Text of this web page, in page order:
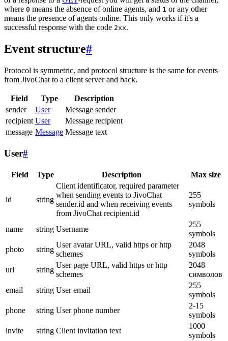
where 0 means the absence of online agents, and 1 or any other
means the presence of agents online. This only works if it's a
successful response with the code 2xx.
Event structure#
Protocol is symmetric, and protocol structure is the same for events
from JivoChat to a client server and back.
Field Type
Description
sender
User
Message sender
recipient User
Message recipient
message Message Message text
User#
Field Type Description Max size
id string
Client identificator, required parameter
when sending events to JivoChat
sender.id and when receiving events
from JivoChat recipient.id
255
symbols
name string Username
255
symbols
photo
string
User avatar URL, valid https or http
schemes
2048
symbols
url
string
User page URL, valid https or http
schemes
2048
символов
email
string User email
255
symbols
phone
string User phone number
2-15
symbols
invite
string Client invitation text
1000
symbols